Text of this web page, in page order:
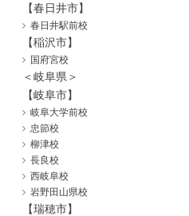
【春日井市】
春日井駅前校
【稲沢市】
国府宮校
＜岐阜県＞
【岐阜市】
岐阜大学前校
忠節校
柳津校
長良校
西岐阜校
岩野田山県校
【瑞穂市】